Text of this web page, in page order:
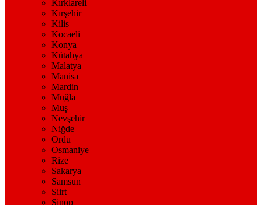
Kırklareli
Kırşehir
Kilis
Kocaeli
Konya
Kütahya
Malatya
Manisa
Mardin
Muğla
Muş
Nevşehir
Niğde
Ordu
Osmaniye
Rize
Sakarya
Samsun
Siirt
Sinop